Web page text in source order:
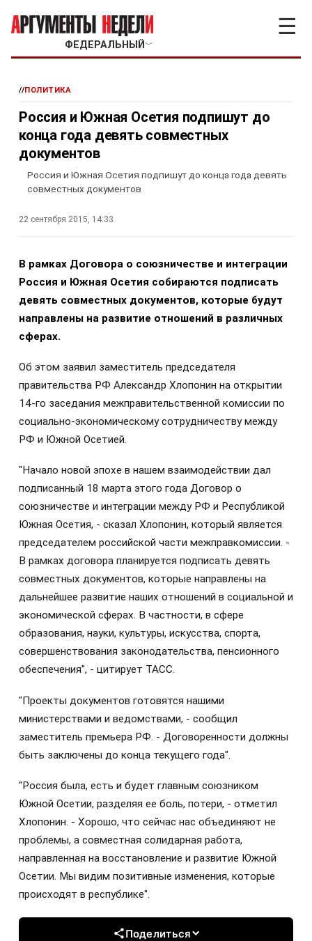
ФЕДЕРАЛЬНЫЙ ﹀
☰
//ПОЛИТИКА
Россия и Южная Осетия подпишут до
конца года девять совместных
документов
Россия и Южная Осетия подпишут до конца года девять
совместных документов
22 сентября 2015, 14:33
В рамках Договора о союзничестве и интеграции
Россия и Южная Осетия собираются подписать
девять совместных документов, которые будут
направлены на развитие отношений в различных
сферах.
Об этом заявил заместитель председателя
правительства РФ Александр Хлопонин на открытии
14-го заседания межправительственной комиссии по
социально-экономическому сотрудничеству между
РФ и Южной Осетией.
"Начало новой эпохе в нашем взаимодействии дал
подписанный 18 марта этого года Договор о
союзничестве и интеграции между РФ и Республикой
Южная Осетия, - сказал Хлопонин, который является
председателем российской части межправкомиссии. -
В рамках договора планируется подписать девять
совместных документов, которые направлены на
дальнейшее развитие наших отношений в социальной и
экономической сферах. В частности, в сфере
образования, науки, культуры, искусства, спорта,
совершенствования законодательства, пенсионного
обеспечения", - цитирует ТАСС.
"Проекты документов готовятся нашими
министерствами и ведомствами, - сообщил
заместитель премьера РФ. - Договоренности должны
быть заключены до конца текущего года".
"Россия была, есть и будет главным союзником
Южной Осетии, разделяя ее боль, потери, - отметил
Хлопонин. - Хорошо, что сейчас нас объединяют не
проблемы, а совместная солидарная работа,
направленная на восстановление и развитие Южной
Осетии. Мы видим позитивные изменения, которые
происходят в республике".
Поделиться